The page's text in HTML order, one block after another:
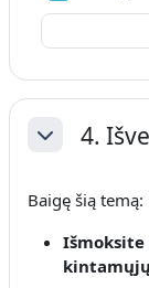
Sutraukti
4.
Baigę šią temą: